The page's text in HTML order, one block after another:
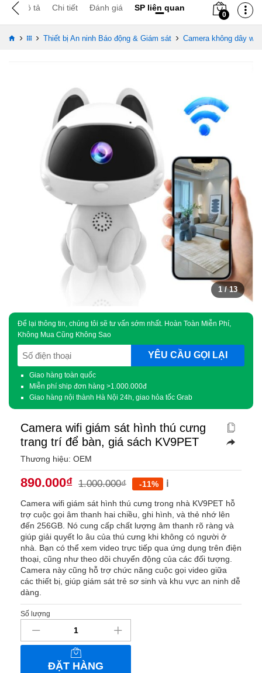
Mô tả Chi tiết Đánh giá SP liên quan
0
› › Thiết bị An ninh Báo động & Giám sát › Camera không dây
1/ 13
Để lại thông tin, chúng tôi sẽ tư vấn sớm nhất. Hoàn Toàn Miễn Phí,
Không Mua Cũng Không Sao
SĐT
(Required)
Giao hàng toàn quốc
Miễn phí ship đơn hàng >1.000.000đ
Giao hàng nội thành Hà Nội 24h, giao hỏa tốc Grab
Camera wifi giám sát hình thú cưng
trang trí để bàn, giá sách KV9PET
Thương hiệu: OEM
890.000₫ 1.000.000₫ -11% ℹ️
Camera wifi giám sát hình thú cưng trong nhà KV9PET hỗ
trợ cuộc gọi âm thanh hai chiều, ghi hình, và thẻ nhớ lên
đến 256GB. Nó cung cấp chất lượng âm thanh rõ ràng và
giúp giải quyết lo âu của thú cưng khi không có người ở
nhà. Bạn có thể xem video trực tiếp qua ứng dụng trên điện
thoại, cũng như theo dõi chuyển động của các đối tượng.
Camera này cũng hỗ trợ chức năng cuộc gọi video giữa
các thiết bị, giúp giám sát trẻ sơ sinh và khu vực an ninh dễ
dàng.
Camera
giám
Số lượng
ĐẶT HÀNG